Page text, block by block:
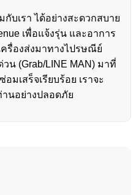
บเรา ได้อย่างสะดวกสบาย
เพื่อแจ้งรุ่น และอาการ
รื่องส่งมาทางไปรษณีย์
น (Grab/LINE MAN) มาที่
มเสร็จเรียบร้อย เราจะ
านอย่างปลอดภัย